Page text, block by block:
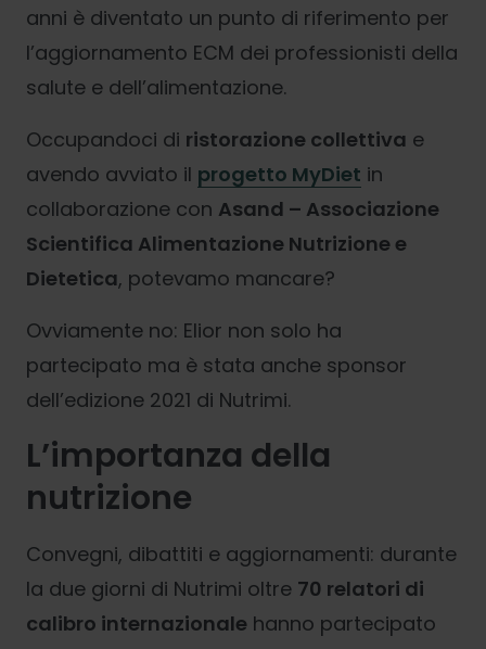
anni è diventato un punto di riferimento per
l’aggiornamento ECM dei professionisti della
salute e dell’alimentazione.
Occupandoci di ristorazione collettiva e
avendo avviato il progetto MyDiet in
collaborazione con Asand – Associazione
Scientifica Alimentazione Nutrizione e
Dietetica, potevamo mancare?
Ovviamente no: Elior non solo ha
partecipato ma è stata anche sponsor
dell’edizione 2021 di Nutrimi.
L’importanza della
nutrizione
Convegni, dibattiti e aggiornamenti: durante
la due giorni di Nutrimi oltre 70 relatori di
calibro internazionale hanno partecipato